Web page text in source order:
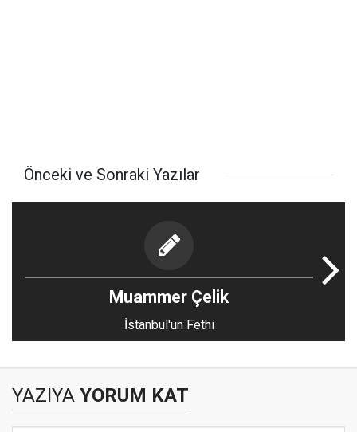
Önceki ve Sonraki Yazılar
Muammer Çelik
İstanbul'un Fethi
YAZIYA YORUM KAT